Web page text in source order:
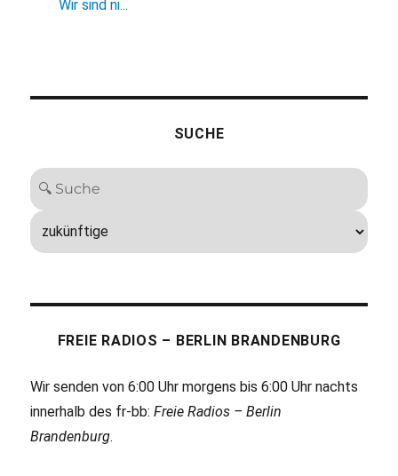
Wir sind ni...
SUCHE
FREIE RADIOS – BERLIN BRANDENBURG
Wir senden von 6:00 Uhr morgens bis 6:00 Uhr nachts
innerhalb des fr-bb:Freie Radios – Berlin
Brandenburg.